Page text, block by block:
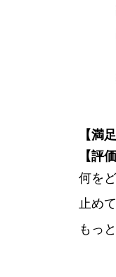
【満
【評
何を
止め
もっ